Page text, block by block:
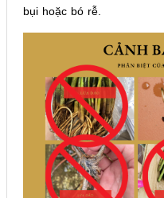
bụi hoặc bó rễ.